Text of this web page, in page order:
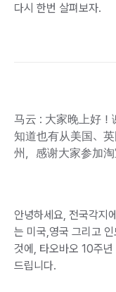
다시 한번 살펴보자.
马云 : 大家晚上好
知道也有从美国、
州，感谢大家参加淘
안녕하세요, 전국각지
는 미국,영국 그리고
것에, 타오바오 10주
드립니다.